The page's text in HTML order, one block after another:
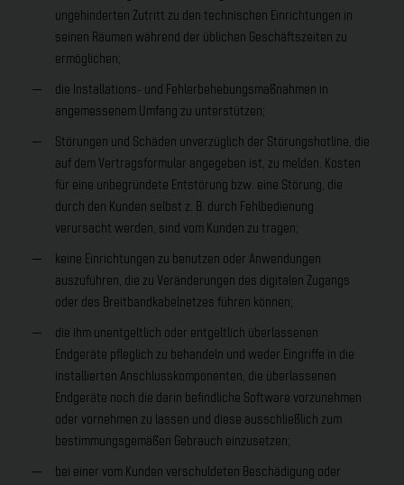
ungehinderten Zutritt zu den technischen Einrichtungen in
seinen Räumen während der üblichen Geschäftszeiten zu
ermöglichen;
die Installations- und Fehlerbehebungsmaßnahmen in
angemessenem Umfang zu unterstützen;
Störungen und Schäden unverzüglich der Störungshotline, die
auf dem Vertragsformular angegeben ist, zu melden. Kosten
für eine unbegründete Entstörung bzw. eine Störung, die
durch den Kunden selbst z. B. durch Fehlbedienung
verursacht werden, sind vom Kunden zu tragen;
keine Einrichtungen zu benutzen oder Anwendungen
auszuführen, die zu Veränderungen des digitalen Zugangs
oder des Breitbandkabelnetzes führen können;
die ihm unentgeltlich oder entgeltlich überlassenen
Endgeräte pfleglich zu behandeln und weder Eingriffe in die
installierten Anschlusskomponenten, die überlassenen
Endgeräte noch die darin befindliche Software vorzunehmen
oder vornehmen zu lassen und diese ausschließlich zum
bestimmungsgemäßen Gebrauch einzusetzen;
bei einer vom Kunden verschuldeten Beschädigung oder